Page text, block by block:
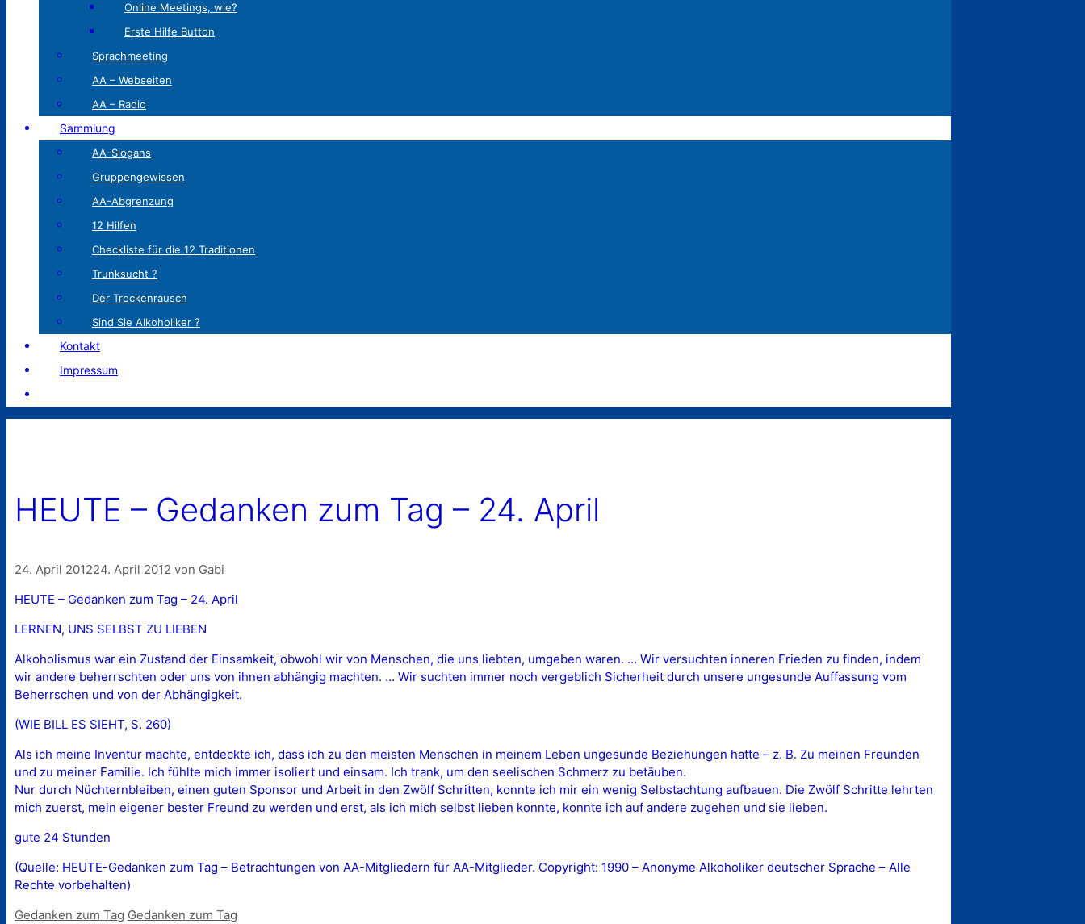
Online Meetings, wie?
Erste Hilfe Button
Sprachmeeting
AA – Webseiten
AA – Radio
Sammlung
AA-Slogans
Gruppengewissen
AA-Abgrenzung
12 Hilfen
Checkliste für die 12 Traditionen
Trunksucht ?
Der Trockenrausch
Sind Sie Alkoholiker ?
Kontakt
Impressum
HEUTE – Gedanken zum Tag – 24. April
24. April 201224. April 2012 von Gabi
HEUTE – Gedanken zum Tag – 24. April
LERNEN, UNS SELBST ZU LIEBEN
Alkoholismus war ein Zustand der Einsamkeit, obwohl wir von Menschen, die uns liebten, umgeben waren. … Wir versuchten inneren Frieden zu finden, indem
wir andere beherrschten oder uns von ihnen abhängig machten. … Wir suchten immer noch vergeblich Sicherheit durch unsere ungesunde Auffassung vom
Beherrschen und von der Abhängigkeit.
(WIE BILL ES SIEHT, S. 260)
Als ich meine Inventur machte, entdeckte ich, dass ich zu den meisten Menschen in meinem Leben ungesunde Beziehungen hatte – z. B. Zu meinen Freunden
und zu meiner Familie. Ich fühlte mich immer isoliert und einsam. Ich trank, um den seelischen Schmerz zu betäuben.
Nur durch Nüchternbleiben, einen guten Sponsor und Arbeit in den Zwölf Schritten, konnte ich mir ein wenig Selbstachtung aufbauen. Die Zwölf Schritte lehrten
mich zuerst, mein eigener bester Freund zu werden und erst, als ich mich selbst lieben konnte, konnte ich auf andere zugehen und sie lieben.
gute 24 Stunden
(Quelle: HEUTE-Gedanken zum Tag – Betrachtungen von AA-Mitgliedern für AA-Mitglieder. Copyright: 1990 – Anonyme Alkoholiker deutscher Sprache – Alle
Rechte vorbehalten)
Kategorien
Gedanken zum Tag Schlagwörter
Gedanken zum Tag